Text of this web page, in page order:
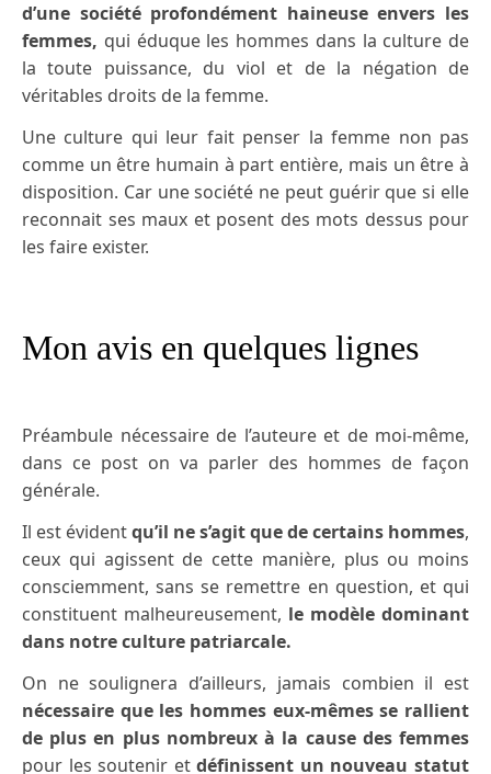
d’une société profondément haineuse envers les
femmes, qui éduque les hommes dans la culture de
la toute puissance, du viol et de la négation de
véritables droits de la femme.
Une culture qui leur fait penser la femme non pas
comme un être humain à part entière, mais un être à
disposition. Car une société ne peut guérir que si elle
reconnait ses maux et posent des mots dessus pour
les faire exister.
Mon avis en quelques lignes
Préambule nécessaire de l’auteure et de moi-même,
dans ce post on va parler des hommes de façon
générale.
Il est évidentqu’il ne s’agit que de certains hommes,
ceux qui agissent de cette manière, plus ou moins
consciemment, sans se remettre en question, et qui
constituent malheureusement, le modèle dominant
dans notre culture patriarcale.
On ne soulignera d’ailleurs, jamais combien il est
nécessaire que les hommes eux-mêmes se rallient
de plus en plus nombreux à la cause des femmes
pour les soutenir etdéfinissent un nouveau statut